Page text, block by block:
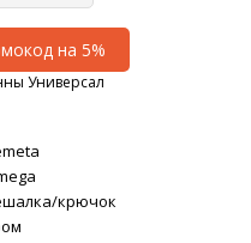
на 5%
Универсал
крючок